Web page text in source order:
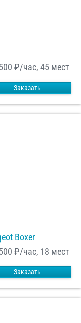
₽/час, 45 мест
Заказать
Boxer
₽/час, 18 мест
Заказать